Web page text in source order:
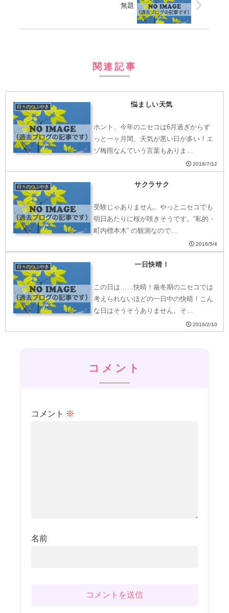
無題
関連記事
日々のつぶやき 悩ましい天気
ホント、今年のニセコは6月過ぎからず
っと一ヶ月間、天気が悪い日が多い！エ
ゾ梅雨なんていう言葉もありま…
2018/7/12
日々のつぶやき サクラサク
受験じゃありません。やっとニセコでも
明日あたりに桜が咲きそうです。“私的・
町内標本木” の観測なので…
2016/5/4
日々のつぶやき 一日快晴！
この日は……快晴！厳冬期のニセコでは
考えられないほどの一日中の快晴！こん
な日はそうそうありません。そ…
2016/2/10
コメント
コメント ※
名前